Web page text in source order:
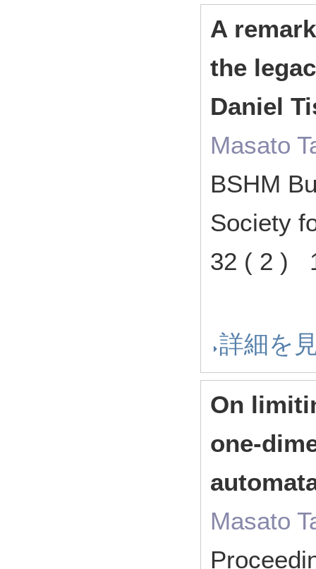
A
the
Daniel
Masato
BSHM
Society
32 ( 2 )
詳細を
On
one-
Masato